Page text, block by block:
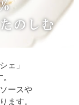
ェ」
ースや
ます。